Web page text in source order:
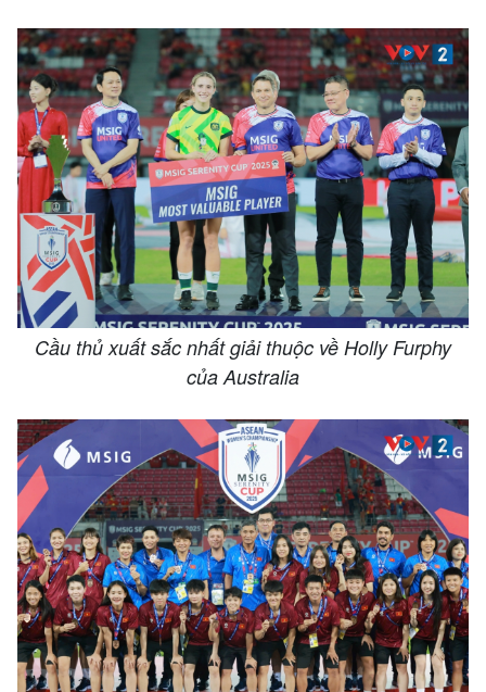
Cầu thủ xuất sắc nhất giải thuộc về Holly Furphy
của Australia